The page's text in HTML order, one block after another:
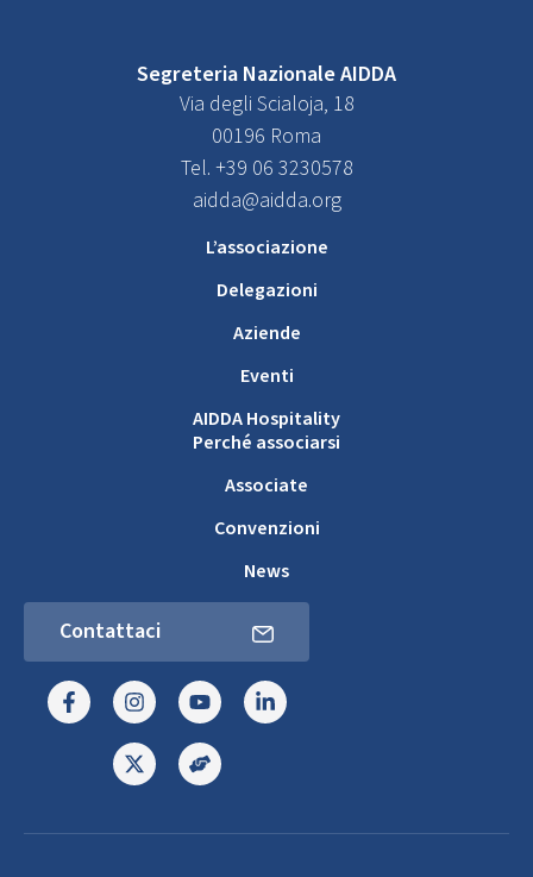
Segreteria Nazionale AIDDA
Via degli Scialoja, 18
00196 Roma
Tel. +39 06 3230578
aidda@aidda.org
L’associazione
Delegazioni
Aziende
Eventi
AIDDA Hospitality
Perché associarsi
Associate
Convenzioni
News
Contattaci